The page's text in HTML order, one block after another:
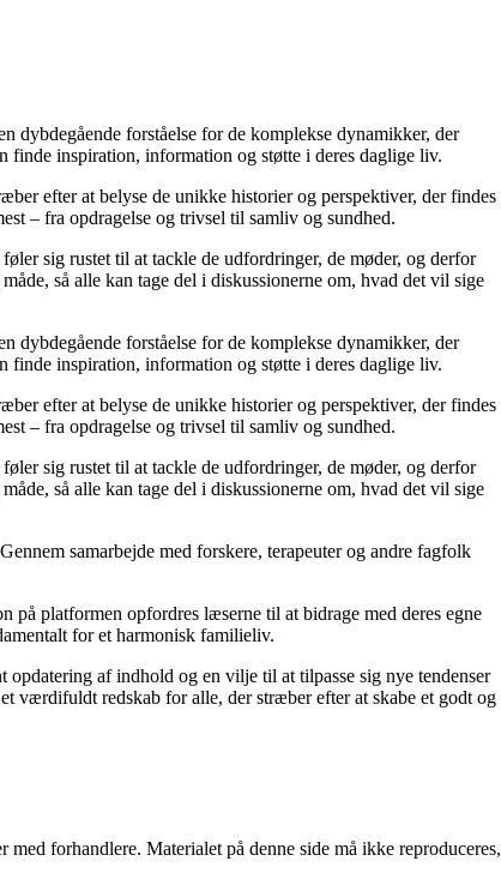
dybdegående forståelse for de komplekse dynamikker, der
finde inspiration, information og støtte i deres daglige liv.
efter at belyse de unikke historier og perspektiver, der findes
– fra opdragelse og trivsel til samliv og sundhed.
sig rustet til at tackle de udfordringer, de møder, og derfor
så alle kan tage del i diskussionerne om, hvad det vil sige
dybdegående forståelse for de komplekse dynamikker, der
finde inspiration, information og støtte i deres daglige liv.
efter at belyse de unikke historier og perspektiver, der findes
– fra opdragelse og trivsel til samliv og sundhed.
sig rustet til at tackle de udfordringer, de møder, og derfor
så alle kan tage del i diskussionerne om, hvad det vil sige
samarbejde med forskere, terapeuter og andre fagfolk
på platformen opfordres læserne til at bidrage med deres egne
for et harmonisk familieliv.
af indhold og en vilje til at tilpasse sig nye tendenser
værdifuldt redskab for alle, der stræber efter at skabe et godt og
forhandlere. Materialet på denne side må ikke reproduceres,